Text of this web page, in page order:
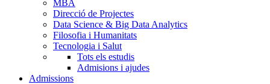
MBA
Direcció de Projectes
Data Science & Big Data Analytics
Filosofia i Humanitats
Tecnologia i Salut
Tots els estudis
Admisions i ajudes
Admissions